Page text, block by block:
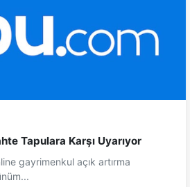
Tapulara Karşı Uyarıyor
gayrimenkul açık artırma